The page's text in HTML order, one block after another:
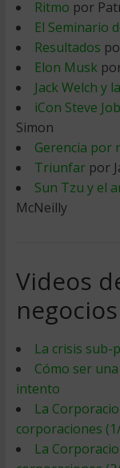
Ritmo por
El Seminario
Resultados
Elon Musk
Jack Welch y
iCon Steve
Simon
Gerencia por
Triunfarpor
Sun Tzu y el
McNeilly
Videos
negocios
La crisis sub-
Cómo ser
intento
La
corporaciones
La